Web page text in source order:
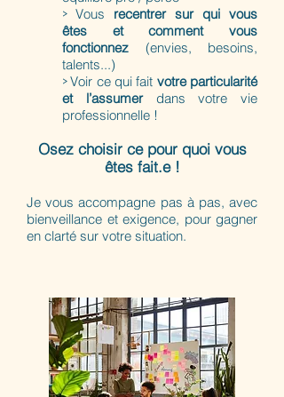
>Vous recentrer sur qui vous
êtes et comment vous
fonctionnez (envies, besoins,
talents...)
>Voir ce qui fait votre particularité
et l’assumer dans votre vie
professionnelle !
Osez choisir ce pour quoi vous
êtes fait.e !
Je vous accompagne pas à pas, avec
bienveillance et exigence, pour gagner
en clarté sur votre situation.